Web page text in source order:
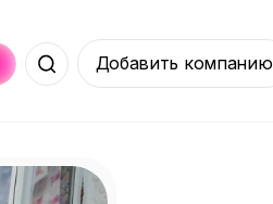
Услуги Покупки Онлайн
Места Добавить компанию